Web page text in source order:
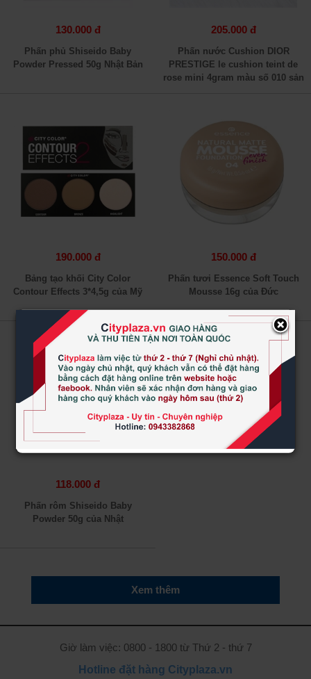
130.000 đ
Phấn phủ Shiseido Baby
Powder Pressed 50g Nhật Bản
205.000 đ
Phấn nước Cushion DIOR
PRESTIGE le cushion teint de
rose mini 4gram màu số 010 sản
190.000 đ
Bảng tạo khối City Color
Contour Effects 3*4,5g của Mỹ
150.000 đ
Phấn tươi Essence Soft Touch
Mousse 16g của Đức
118.000 đ
Phấn rôm Shiseido Baby
Powder 50g của Nhật
Xem thêm
Giờ làm việc: 0800 - 1800 từ Thứ 2 - thứ 7
Hotline đặt hàng Cityplaza.vn
×